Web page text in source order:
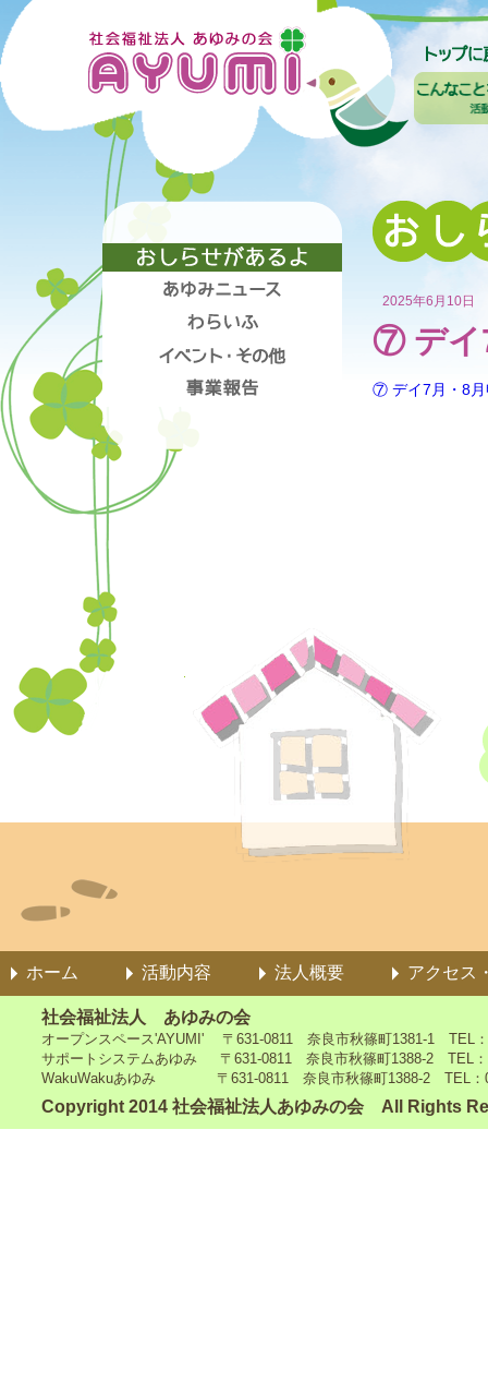
2025年6月10日
⑦ デイ
⑦ デイ7月・8月
ホーム 活動内容 法人概要 アクセス
社会福祉法人 あゆみの会
オープンスペース'AYUMI' 〒631-0811 奈良市秋篠町1381-1 TEL
サポートシステムあゆみ 〒631-0811 奈良市秋篠町1388-2 TEL：
WakuWakuあゆみ 〒631-0811 奈良市秋篠町1388-2 TEL：
Copyright 2014 社会福祉法人あゆみの会 All Rights